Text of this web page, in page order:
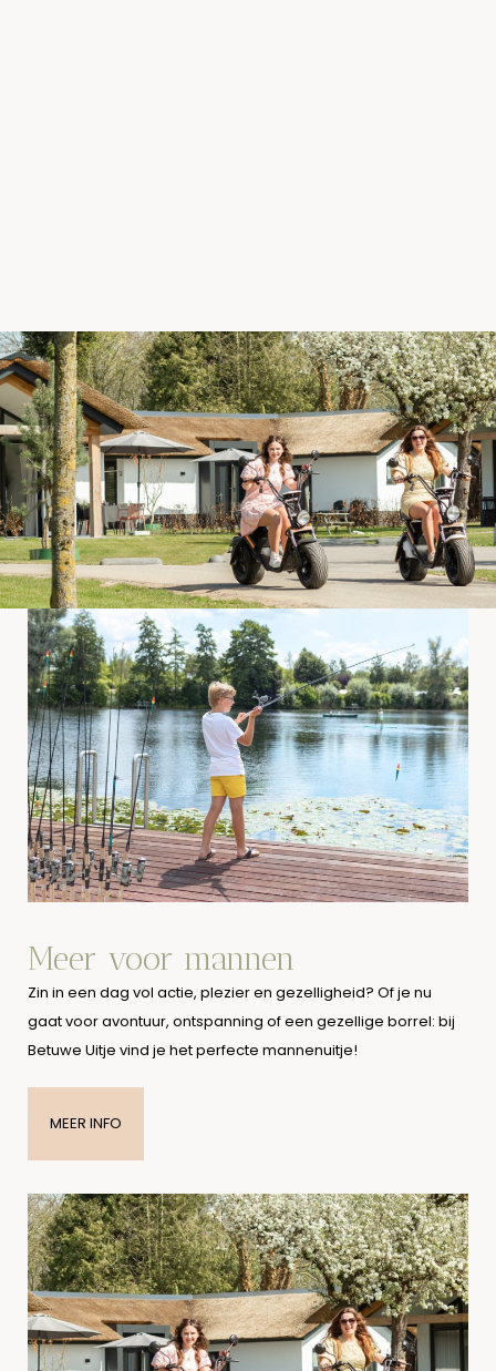
Meer voor mannen
Zin in een dag vol actie, plezier en gezelligheid? Of je nu
gaat voor avontuur, ontspanning of een gezellige borrel: bij
Betuwe Uitje vind je het perfecte mannenuitje!
MEER INFO